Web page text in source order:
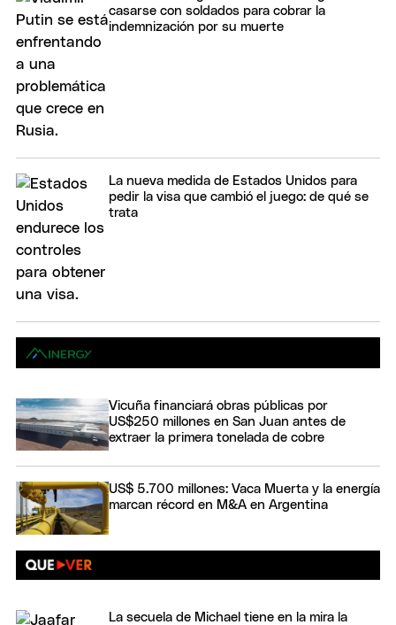
casarse con soldados para cobrar la
indemnización por su muerte
La nueva medida de Estados Unidos para
pedir la visa que cambió el juego: de qué se
trata
Vicuña financiará obras públicas por
US$250 millones en San Juan antes de
extraer la primera tonelada de cobre
US$ 5.700 millones: Vaca Muerta y la energía
marcan récord en M&A en Argentina
La secuela de Michael tiene en la mira la